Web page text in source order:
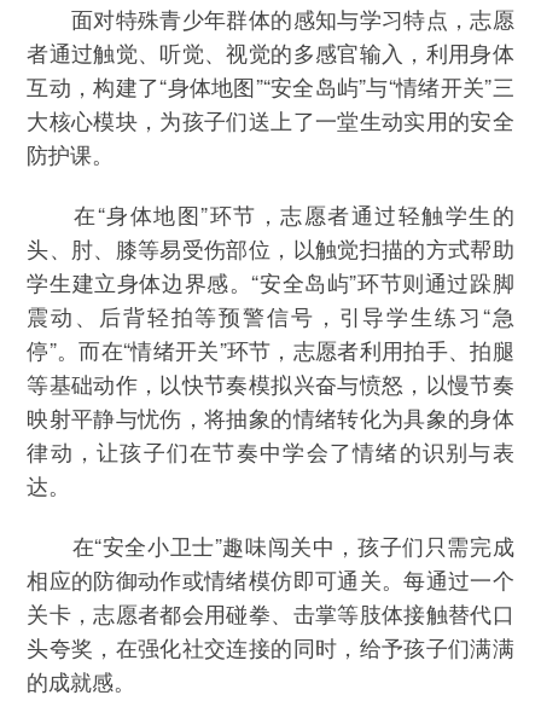
面对特殊青少年群体的感知与学习特点，志愿
者通过触觉、听觉、视觉的多感官输入，利用身体
互动，构建了“身体地图”“安全岛屿”与“情绪开关”三
大核心模块，为孩子们送上了一堂生动实用的安全
防护课。
在“身体地图”环节，志愿者通过轻触学生的
头、肘、膝等易受伤部位，以触觉扫描的方式帮助
学生建立身体边界感。“安全岛屿”环节则通过跺脚
震动、后背轻拍等预警信号，引导学生练习“急
停”。而在“情绪开关”环节，志愿者利用拍手、拍腿
等基础动作，以快节奏模拟兴奋与愤怒，以慢节奏
映射平静与忧伤，将抽象的情绪转化为具象的身体
律动，让孩子们在节奏中学会了情绪的识别与表
达。
在“安全小卫士”趣味闯关中，孩子们只需完成
相应的防御动作或情绪模仿即可通关。每通过一个
关卡，志愿者都会用碰拳、击掌等肢体接触替代口
头夸奖，在强化社交连接的同时，给予孩子们满满
的成就感。